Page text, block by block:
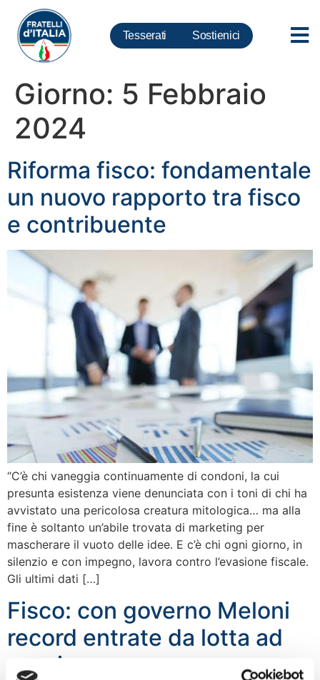
Tesserati Sostienici
Giorno: 5 Febbraio
2024
Riforma fisco: fondamentale
un nuovo rapporto tra fisco
e contribuente
“C’è chi vaneggia continuamente di condoni, la cui
presunta esistenza viene denunciata con i toni di chi ha
avvistato una pericolosa creatura mitologica… ma alla
fine è soltanto un’abile trovata di marketing per
mascherare il vuoto delle idee. E c’è chi ogni giorno, in
silenzio e con impegno, lavora contro l’evasione fiscale.
Gli ultimi dati […]
Fisco: con governo Meloni
record entrate da lotta ad
evasione